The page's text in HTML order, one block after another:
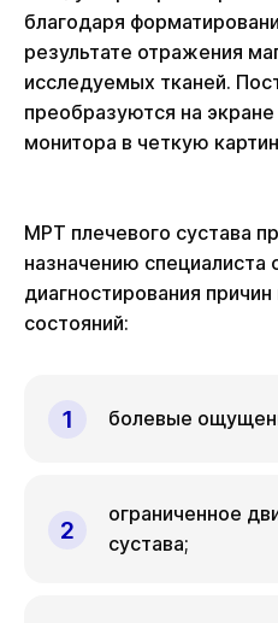
благодаря
результате отражения
исследуемых тканей.
преобразуются на
монитора в четкую
МРТ плечевого сустава
назначению специалиста
диагностирования причин
состояний:
болевые
ограниченное
сустава;